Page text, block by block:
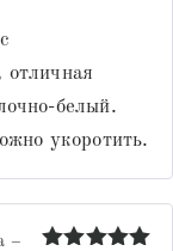
отличная
белый.
укоротить.
–